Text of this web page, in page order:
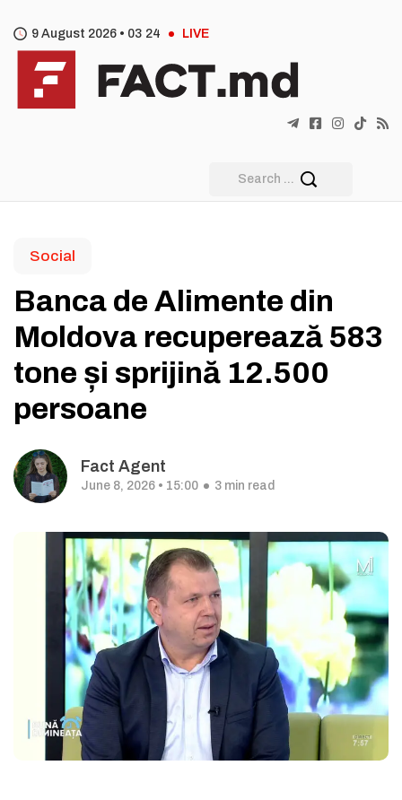
9 August 2026 • 03 24 LIVE
Social
Banca de Alimente din
Moldova recuperează 583
tone și sprijină 12.500
persoane
Fact Agent
June 8, 2026 • 15:00 3 min read